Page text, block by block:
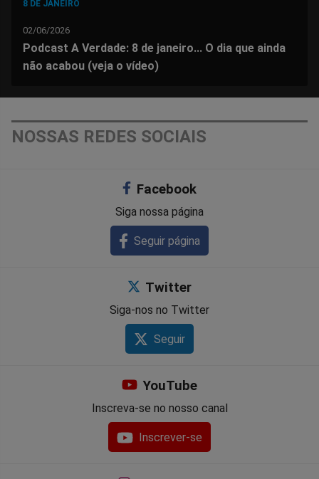
8 DE JANEIRO
02/06/2026
Podcast A Verdade: 8 de janeiro... O dia que ainda
não acabou (veja o vídeo)
NOSSAS REDES SOCIAIS
Facebook
Siga nossa página
Seguir página
Twitter
Siga-nos no Twitter
Seguir
YouTube
Inscreva-se no nosso canal
Inscrever-se